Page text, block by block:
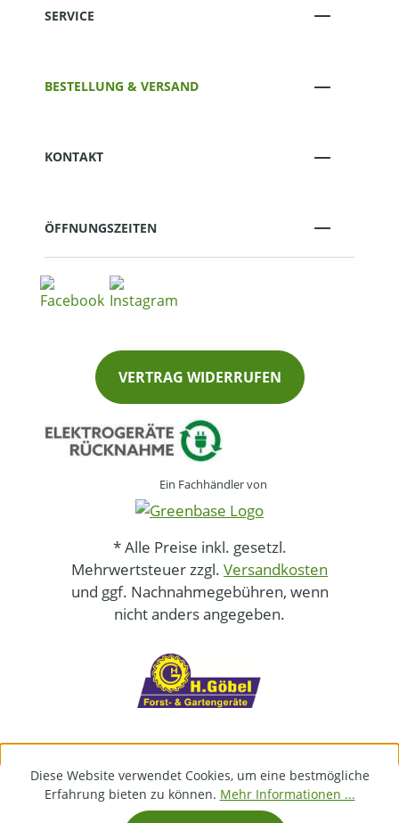
SERVICE
BESTELLUNG & VERSAND
KONTAKT
ÖFFNUNGSZEITEN
VERTRAG WIDERRUFEN
Ein Fachhändler von
* Alle Preise inkl. gesetzl.
Mehrwertsteuer zzgl. Versandkosten
und ggf. Nachnahmegebühren, wenn
nicht anders angegeben.
Diese Website verwendet Cookies, um eine bestmögliche
Erfahrung bieten zu können. Mehr Informationen ...